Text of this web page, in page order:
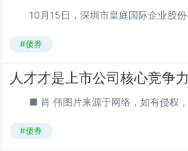
#债券
人才才是上市公司核心竞争力
#债券